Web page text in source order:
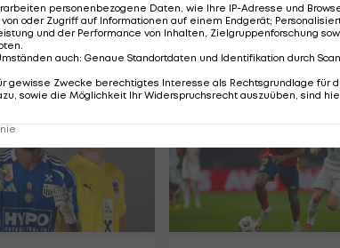
personenbezogene Daten, wie Ihre IP-Adresse und
oder Zugriff auf Informationen auf einem Endgerät;
und der Performance von Inhalten, Zielgruppenforschung
auch: Genaue Standortdaten und Identifikation durch
gewisse Zwecke berechtigtes Interesse als Rechtsgrundlage für
sowie die Möglichkeit Ihr Widerspruchsrecht auszuüben, sind